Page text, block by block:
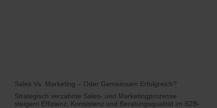
Sales Vs. Marketing – Oder Gemeinsam Erfolgreich?
Strategisch verzahnte Sales- und Marketingprozesse
steigern Effizienz, Konsistenz und Beratungsqualität im B2B-